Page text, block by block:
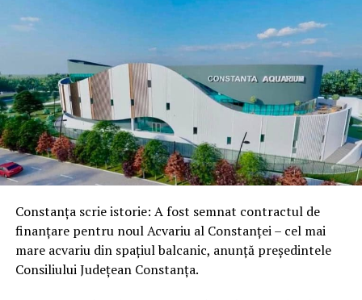
Constanța scrie istorie: A fost semnat contractul de
finanțare pentru noul Acvariu al Constanței – cel mai
mare acvariu din spațiul balcanic, anunță președintele
Consiliului Județean Constanța.